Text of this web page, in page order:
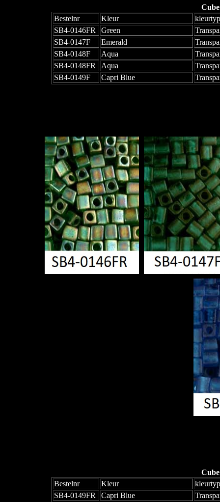
Bestelnr
Kleur
SB4-0146FR
Green
SB4-0147F
Emerald
SB4-0148F
Aqua
SB4-0148FR
Aqua
SB4-0149F
Capri Blue
Bestelnr
Kleur
SB4-0149FR
Capri Blue